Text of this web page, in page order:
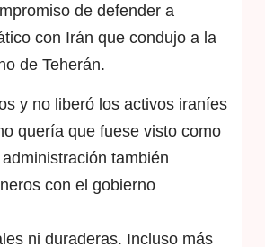
de defender a
con Irán que condujo a la
de Teherán.
y no liberó los activos iraníes
quería que fuese visto como
también
con el gobierno
ni duraderas. Incluso más